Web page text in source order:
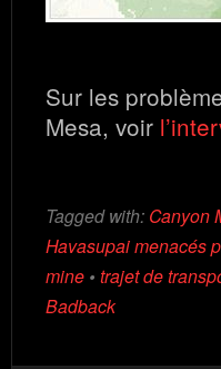
Sur les
Mesa, voir
Tagged with: Canyon
Havasupai menacés
mine • trajet de
Badback